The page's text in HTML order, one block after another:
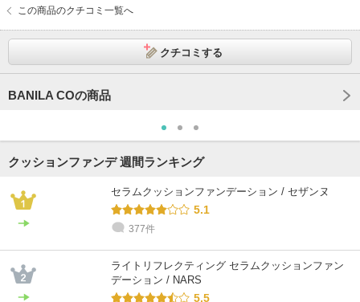
この商品のクチコミ一覧へ
クチコミする
BANILA COの商品
クッションファンデ 週間ランキング
セラムクッションファンデーション / セザンヌ
5.1
377件
ライトリフレクティング セラムクッションファン
デーション / NARS
5.5